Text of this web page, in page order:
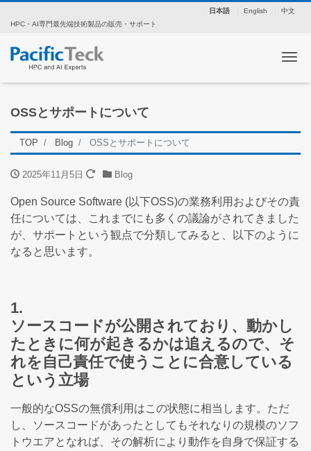
日本語 English
中文
HPC・AI専門最先端技術製品の販売・サポート
ナ
OSSとサポートについて
TOP Blog OSSとサポートについて
2025年11月5日 Blog
Open Source Software (以下OSS)の業務利用およびその責
任については、これまでにも多くの議論がされてきました
が、サポートという観点で分類してみると、以下のように
なると思います。
1.
ソースコードが公開されており、動かし
たときに何が起きるかは追えるので、そ
れを自己責任で使うことに合意している
という立場
一般的なOSSの無償利用はこの状態に相当します。ただ
し、ソースコードがあったとしてもそれなりの規模のソフ
トウエアとなれば、その解析により動作を自身で保証する